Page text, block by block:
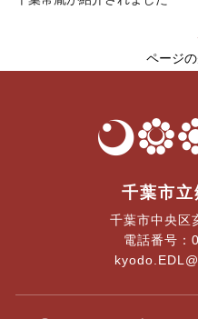
ページ
千葉市
千葉市中央区
電話番号：